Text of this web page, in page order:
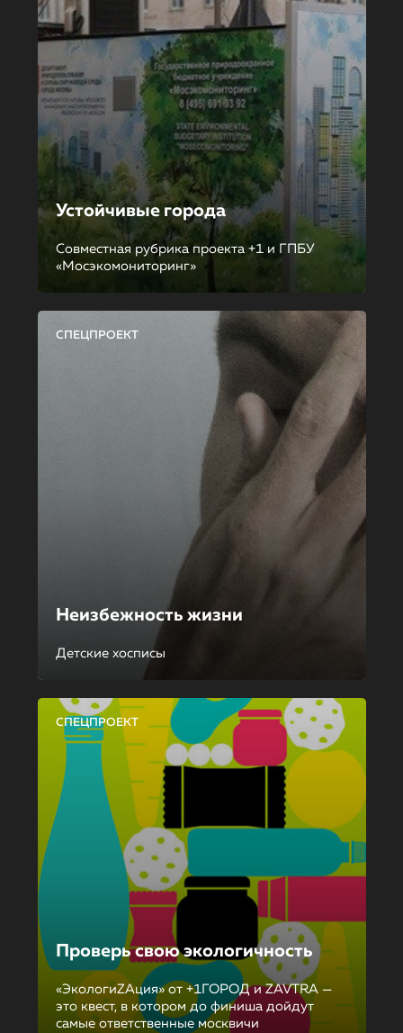
Устойчивые города
Совместная рубрика проекта +1 и ГПБУ
«Мосэкомониторинг»
СПЕЦПРОЕКТ
Неизбежность жизни
Детские хосписы
СПЕЦПРОЕКТ
Проверь свою экологичность
«ЭкологиZAция» от +1ГОРОД и ZAVTRA —
это квест, в котором до финиша дойдут
самые ответственные москвичи